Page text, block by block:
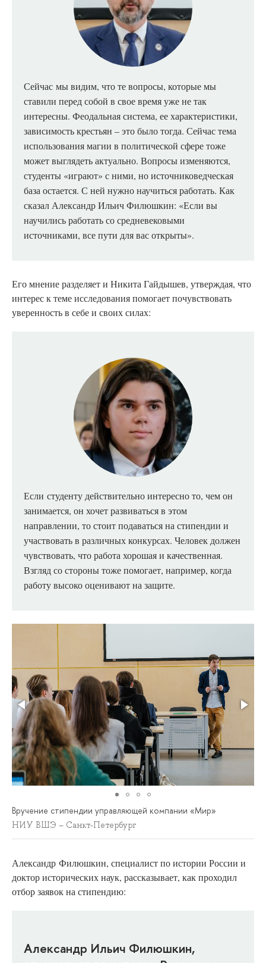
Сейчас мы видим, что те вопросы, которые мы
ставили перед собой в свое время уже не так
интересны. Феодальная система, ее характеристики,
зависимость крестьян – это было тогда. Сейчас тема
использования магии в политической сфере тоже
может выглядеть актуально. Вопросы изменяются,
студенты «играют» с ними, но источниковедческая
база остается. С ней нужно научиться работать. Как
сказал Александр Ильич Филюшкин: «Если вы
научились работать со средневековыми
источниками, все пути для вас открыты».
Его мнение разделяет и Никита Гайдышев, утверждая, что
интерес к теме исследования помогает почувствовать
уверенность в себе и своих силах:
Если студенту действительно интересно то, чем он
занимается, он хочет развиваться в этом
направлении, то стоит подаваться на стипендии и
участвовать в различных конкурсах. Человек должен
чувствовать, что работа хорошая и качественная.
Взгляд со стороны тоже помогает, например, когда
работу высоко оценивают на защите.
Вручение стипендии управляющей компании «Мир»
НИУ ВШЭ – Санкт-Петербург
Александр Филюшкин, специалист по истории России и
доктор исторических наук, рассказывает, как проходил
отбор заявок на стипендию:
Александр Ильич Филюшкин,